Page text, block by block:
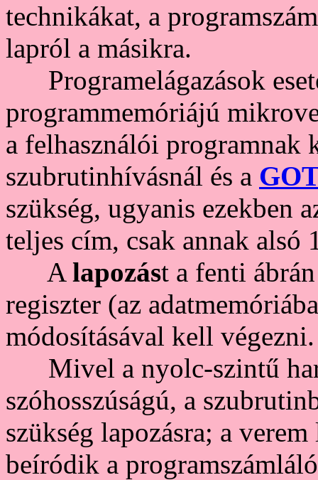
technikákat, a
lapról a másikra.
Programelágazások
programmemóriájú
a felhasználói
szubrutinhívásnál és a
szükség, ugyanis ezekben
teljes cím, csak annak alsó
A lapozást a fenti
regiszter (az
módosításával kell végezni.
Mivel a nyolc-szintű
szóhosszúságú, a
szükség lapozásra; a
beíródik a